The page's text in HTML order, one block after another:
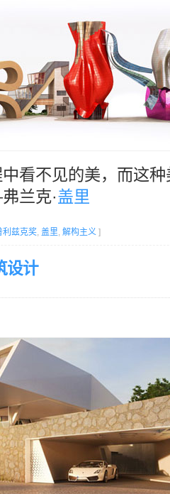
看不见的美，而这
兰克·盖里
利兹克奖, 盖里, 解构主义 ]
设计